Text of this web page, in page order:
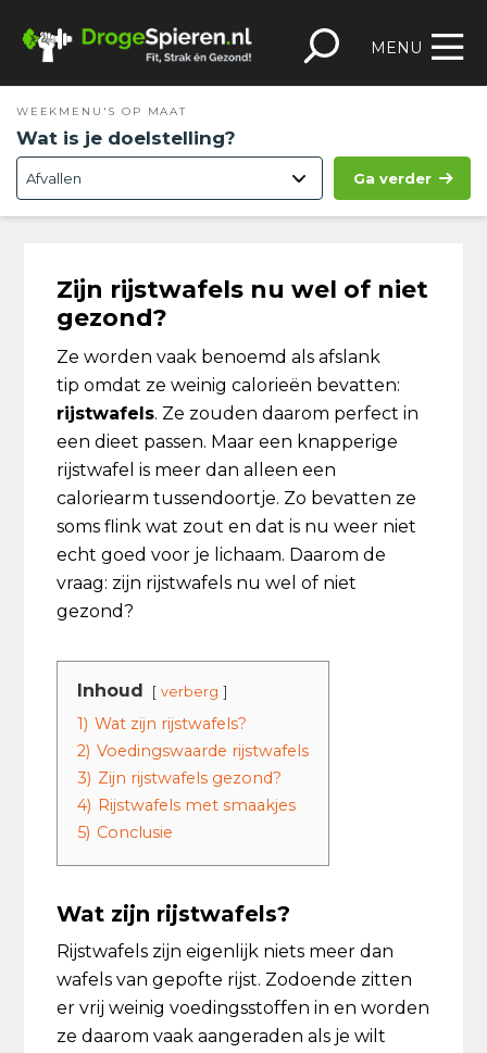
naar
naar
inhoud
naar
sidebar
footer
MENU
WEEKMENU'S OP MAAT
Wat is je doelstelling?
Ga verder
Zijn rijstwafels nu wel of niet
gezond?
Ze worden vaak benoemd als afslank
tip omdat ze weinig calorieën bevatten:
rijstwafels. Ze zouden daarom perfect in
een dieet passen. Maar een knapperige
rijstwafel is meer dan alleen een
caloriearm tussendoortje. Zo bevatten ze
soms flink wat zout en dat is nu weer niet
echt goed voor je lichaam. Daarom de
vraag: zijn rijstwafels nu wel of niet
gezond?
Inhoud verberg
1) Wat zijn rijstwafels?
2) Voedingswaarde rijstwafels
3) Zijn rijstwafels gezond?
4) Rijstwafels met smaakjes
5) Conclusie
Wat zijn rijstwafels?
Rijstwafels zijn eigenlijk niets meer dan
wafels van gepofte rijst. Zodoende zitten
er vrij weinig voedingsstoffen in en worden
ze daarom vaak aangeraden als je wilt